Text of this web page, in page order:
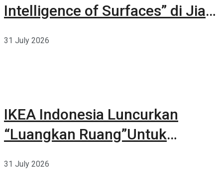
Intelligence of Surfaces” di Jia
31 July 2026
IKEA Indonesia Luncurkan
“Luangkan Ruang”Untuk
31 July 2026